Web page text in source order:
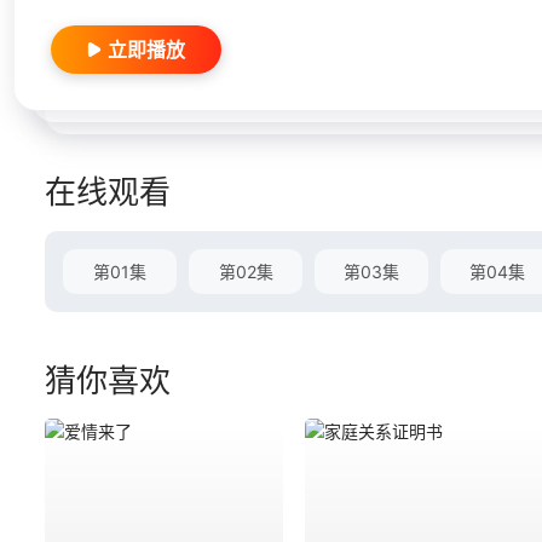
立即播放
在线观看
第01集 第02集 第03集 第04集
猜你喜欢